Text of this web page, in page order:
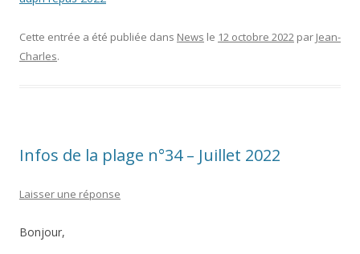
Cette entrée a été publiée dans News le 12 octobre 2022 par Jean-
Charles.
Infos de la plage n°34 – Juillet 2022
Laisser une réponse
Bonjour,